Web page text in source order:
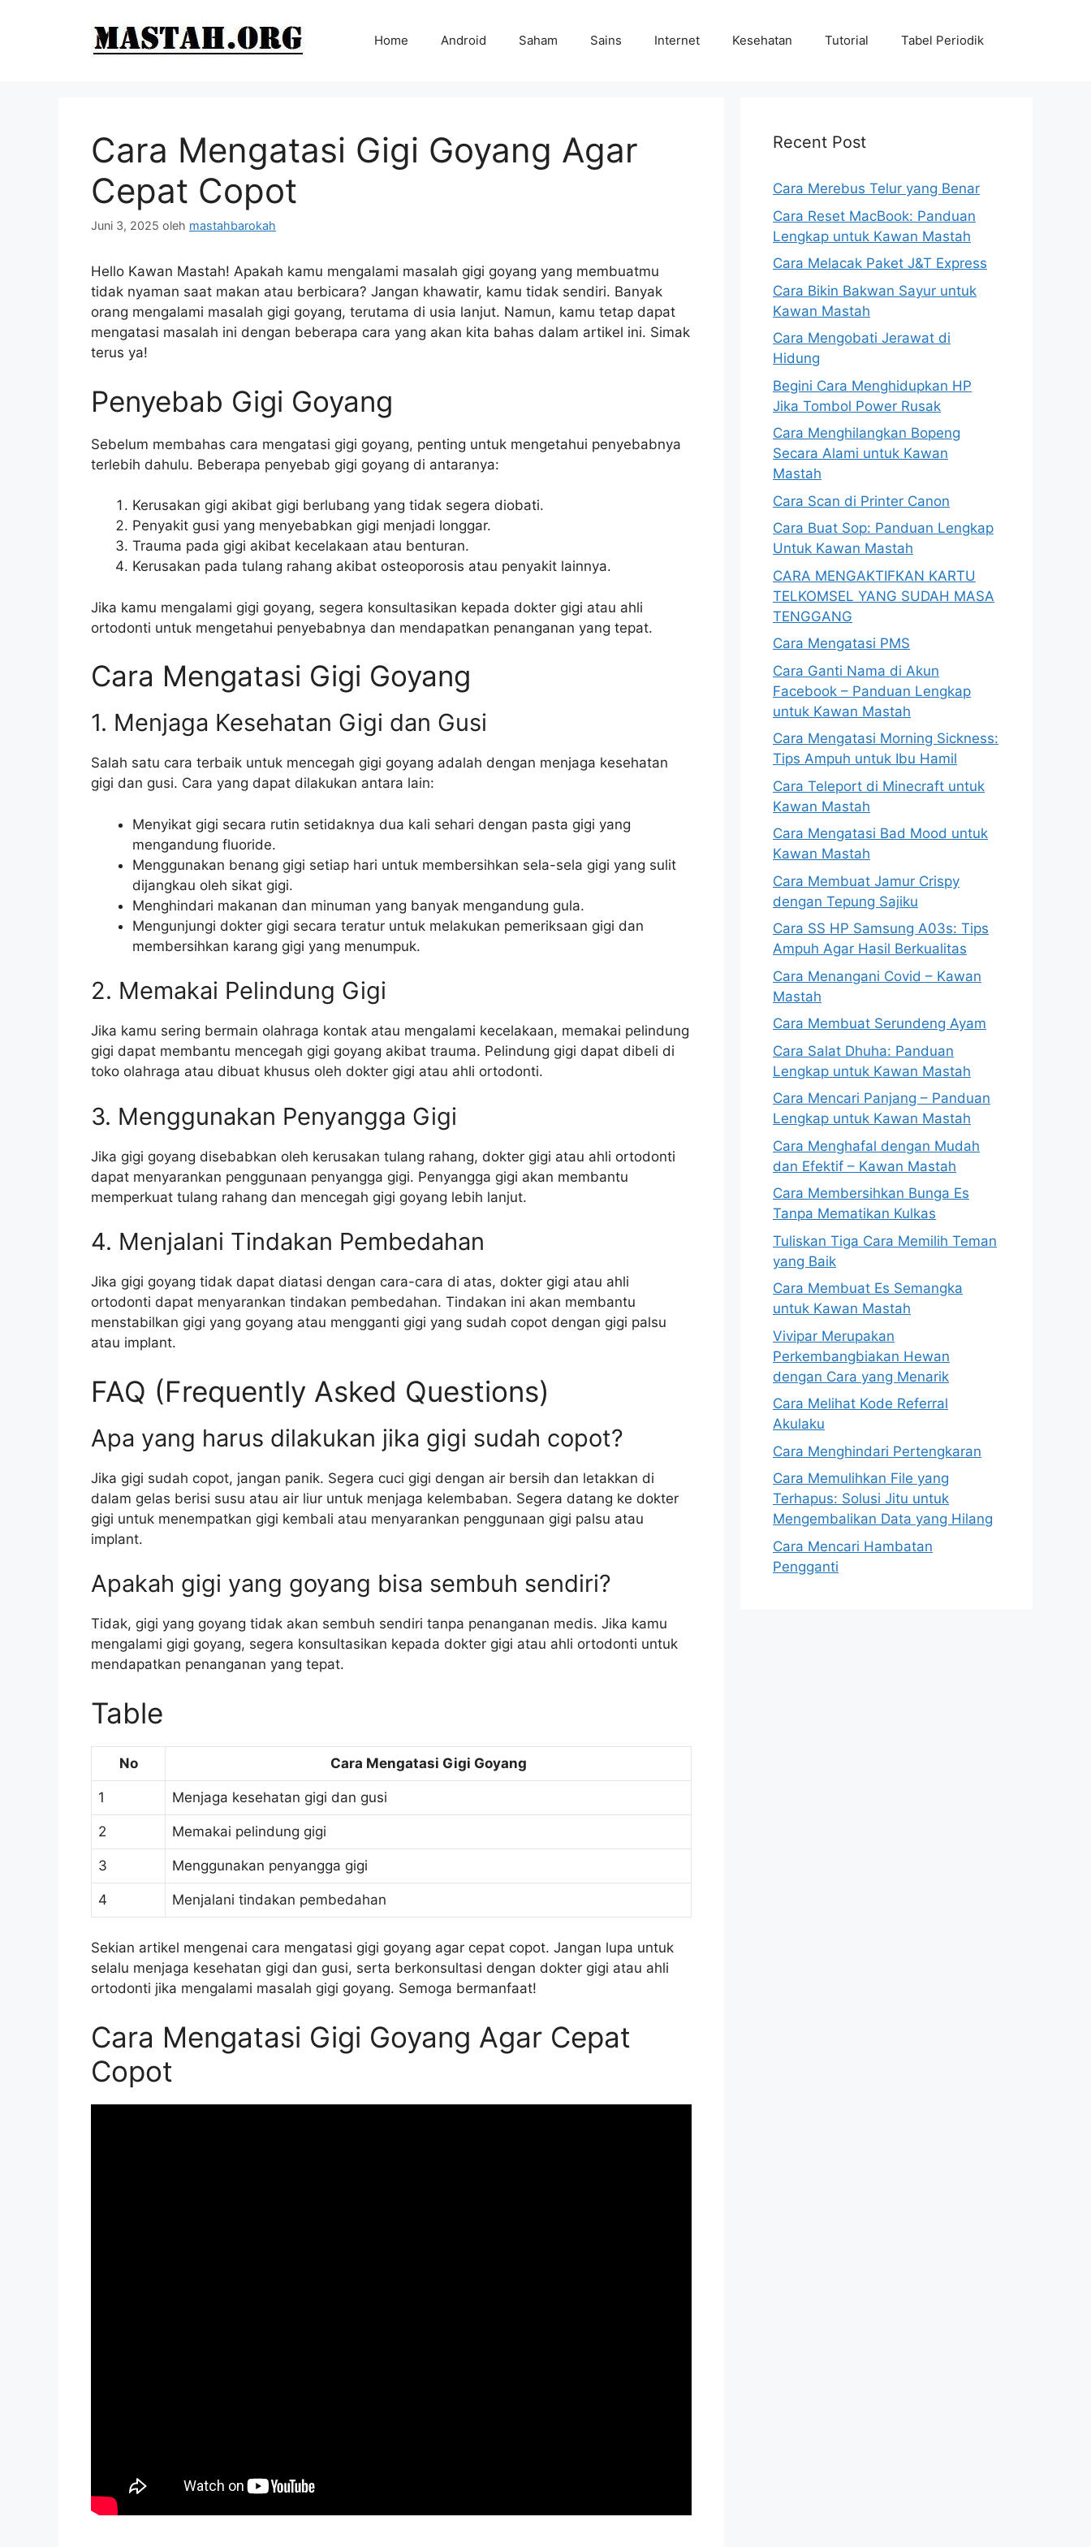
Home Android Saham Sains Internet Kesehatan Tutorial Tabel Periodik
Cara Mengatasi Gigi Goyang Agar
Cepat Copot
Juni 3, 2025 oleh mastahbarokah
Hello Kawan Mastah! Apakah kamu mengalami masalah gigi goyang yang membuatmu
tidak nyaman saat makan atau berbicara? Jangan khawatir, kamu tidak sendiri. Banyak
orang mengalami masalah gigi goyang, terutama di usia lanjut. Namun, kamu tetap dapat
mengatasi masalah ini dengan beberapa cara yang akan kita bahas dalam artikel ini. Simak
terus ya!
Penyebab Gigi Goyang
Sebelum membahas cara mengatasi gigi goyang, penting untuk mengetahui penyebabnya
terlebih dahulu. Beberapa penyebab gigi goyang di antaranya:
Kerusakan gigi akibat gigi berlubang yang tidak segera diobati.
Penyakit gusi yang menyebabkan gigi menjadi longgar.
Trauma pada gigi akibat kecelakaan atau benturan.
Kerusakan pada tulang rahang akibat osteoporosis atau penyakit lainnya.
Jika kamu mengalami gigi goyang, segera konsultasikan kepada dokter gigi atau ahli
ortodonti untuk mengetahui penyebabnya dan mendapatkan penanganan yang tepat.
Cara Mengatasi Gigi Goyang
1. Menjaga Kesehatan Gigi dan Gusi
Salah satu cara terbaik untuk mencegah gigi goyang adalah dengan menjaga kesehatan
gigi dan gusi. Cara yang dapat dilakukan antara lain:
Menyikat gigi secara rutin setidaknya dua kali sehari dengan pasta gigi yang
mengandung fluoride.
Menggunakan benang gigi setiap hari untuk membersihkan sela-sela gigi yang sulit
dijangkau oleh sikat gigi.
Menghindari makanan dan minuman yang banyak mengandung gula.
Mengunjungi dokter gigi secara teratur untuk melakukan pemeriksaan gigi dan
membersihkan karang gigi yang menumpuk.
2. Memakai Pelindung Gigi
Jika kamu sering bermain olahraga kontak atau mengalami kecelakaan, memakai pelindung
gigi dapat membantu mencegah gigi goyang akibat trauma. Pelindung gigi dapat dibeli di
toko olahraga atau dibuat khusus oleh dokter gigi atau ahli ortodonti.
3. Menggunakan Penyangga Gigi
Jika gigi goyang disebabkan oleh kerusakan tulang rahang, dokter gigi atau ahli ortodonti
dapat menyarankan penggunaan penyangga gigi. Penyangga gigi akan membantu
memperkuat tulang rahang dan mencegah gigi goyang lebih lanjut.
4. Menjalani Tindakan Pembedahan
Jika gigi goyang tidak dapat diatasi dengan cara-cara di atas, dokter gigi atau ahli
ortodonti dapat menyarankan tindakan pembedahan. Tindakan ini akan membantu
menstabilkan gigi yang goyang atau mengganti gigi yang sudah copot dengan gigi palsu
atau implant.
FAQ (Frequently Asked Questions)
Apa yang harus dilakukan jika gigi sudah copot?
Jika gigi sudah copot, jangan panik. Segera cuci gigi dengan air bersih dan letakkan di
dalam gelas berisi susu atau air liur untuk menjaga kelembaban. Segera datang ke dokter
gigi untuk menempatkan gigi kembali atau menyarankan penggunaan gigi palsu atau
implant.
Apakah gigi yang goyang bisa sembuh sendiri?
Tidak, gigi yang goyang tidak akan sembuh sendiri tanpa penanganan medis. Jika kamu
mengalami gigi goyang, segera konsultasikan kepada dokter gigi atau ahli ortodonti untuk
mendapatkan penanganan yang tepat.
Table
No Cara Mengatasi Gigi Goyang
1 Menjaga kesehatan gigi dan gusi
2 Memakai pelindung gigi
3 Menggunakan penyangga gigi
4 Menjalani tindakan pembedahan
Sekian artikel mengenai cara mengatasi gigi goyang agar cepat copot. Jangan lupa untuk
selalu menjaga kesehatan gigi dan gusi, serta berkonsultasi dengan dokter gigi atau ahli
ortodonti jika mengalami masalah gigi goyang. Semoga bermanfaat!
Cara Mengatasi Gigi Goyang Agar Cepat
Copot
Recent Post
Cara Merebus Telur yang Benar
Cara Reset MacBook: Panduan
Lengkap untuk Kawan Mastah
Cara Melacak Paket J&T Express
Cara Bikin Bakwan Sayur untuk
Kawan Mastah
Cara Mengobati Jerawat di
Hidung
Begini Cara Menghidupkan HP
Jika Tombol Power Rusak
Cara Menghilangkan Bopeng
Secara Alami untuk Kawan
Mastah
Cara Scan di Printer Canon
Cara Buat Sop: Panduan Lengkap
Untuk Kawan Mastah
CARA MENGAKTIFKAN KARTU
TELKOMSEL YANG SUDAH MASA
TENGGANG
Cara Mengatasi PMS
Cara Ganti Nama di Akun
Facebook – Panduan Lengkap
untuk Kawan Mastah
Cara Mengatasi Morning Sickness:
Tips Ampuh untuk Ibu Hamil
Cara Teleport di Minecraft untuk
Kawan Mastah
Cara Mengatasi Bad Mood untuk
Kawan Mastah
Cara Membuat Jamur Crispy
dengan Tepung Sajiku
Cara SS HP Samsung A03s: Tips
Ampuh Agar Hasil Berkualitas
Cara Menangani Covid – Kawan
Mastah
Cara Membuat Serundeng Ayam
Cara Salat Dhuha: Panduan
Lengkap untuk Kawan Mastah
Cara Mencari Panjang – Panduan
Lengkap untuk Kawan Mastah
Cara Menghafal dengan Mudah
dan Efektif – Kawan Mastah
Cara Membersihkan Bunga Es
Tanpa Mematikan Kulkas
Tuliskan Tiga Cara Memilih Teman
yang Baik
Cara Membuat Es Semangka
untuk Kawan Mastah
Vivipar Merupakan
Perkembangbiakan Hewan
dengan Cara yang Menarik
Cara Melihat Kode Referral
Akulaku
Cara Menghindari Pertengkaran
Cara Memulihkan File yang
Terhapus: Solusi Jitu untuk
Mengembalikan Data yang Hilang
Cara Mencari Hambatan
Pengganti